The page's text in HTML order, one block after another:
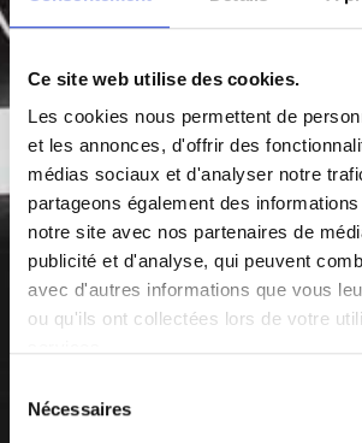
Ce site web utilise des cookies.
Les cookies nous permettent de
et les annonces, d'offrir des
médias sociaux et d'analyser notre
partageons également des
notre site avec nos partenaires de
publicité et d'analyse, qui peuvent
avec d'autres informations que vous
ou qu'ils ont collectées lors de votre
Nécessaires